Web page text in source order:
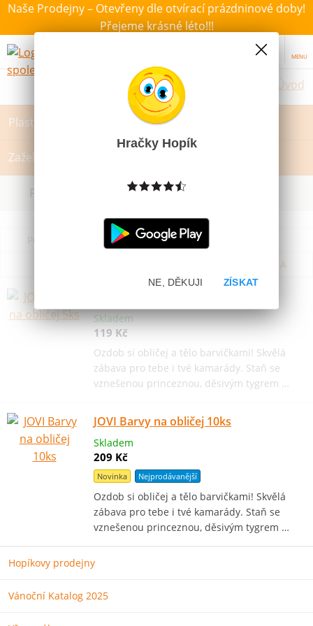
Naše Prodejny – Otevřeny dle otvírací prázdninové doby!
Přejeme krásné léto!!!
MENU
Úvod
Plastelína, modelína, Sliz
Zažehlovací korálky a podložky
Filtrovat dle dostupnosti, ceny, výrobce
Podle názvu od A do Z
Od nejdražšího
Podle názvu od Z do A
Skladem
119 Kč
Ozdob si obličej a tělo barvičkami! Skvělá
zábava pro tebe i tvé kamarády. Staň se
vznešenou princeznou, děsivým tygrem …
JOVI Barvy na obličej 10ks
Skladem
209 Kč
Novinka Nejprodávanější
Ozdob si obličej a tělo barvičkami! Skvělá
zábava pro tebe i tvé kamarády. Staň se
vznešenou princeznou, děsivým tygrem …
Hopíkovy prodejny
Vánoční Katalog 2025
Hračky Hopík
ZÍSKAT
NE, DĚKUJI